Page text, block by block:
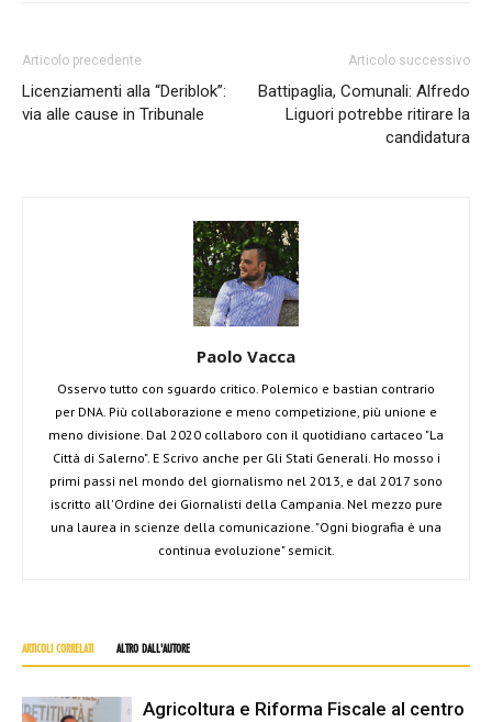
Articolo precedente
Licenziamenti alla “Deriblok”:
via alle cause in Tribunale
Articolo successivo
Battipaglia, Comunali: Alfredo
Liguori potrebbe ritirare la
candidatura
Paolo Vacca
Osservo tutto con sguardo critico. Polemico e bastian contrario
per DNA. Più collaborazione e meno competizione, più unione e
meno divisione. Dal 2020 collaboro con il quotidiano cartaceo "La
Città di Salerno". E Scrivo anche per Gli Stati Generali. Ho mosso i
primi passi nel mondo del giornalismo nel 2013, e dal 2017 sono
iscritto all'Ordine dei Giornalisti della Campania. Nel mezzo pure
una laurea in scienze della comunicazione. "Ogni biografia è una
continua evoluzione" semicit.
ARTICOLI CORRELATI ALTRO DALL'AUTORE
Agricoltura e Riforma Fiscale al centro